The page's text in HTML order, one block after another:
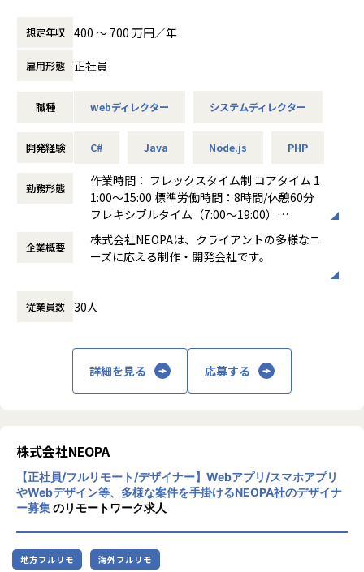
・顧客対応/資料作成/進捗管理等のマネジメント系の業務
・UI設計/デザインディレクションなどの制作系の業務
【業務の変更の範囲】
想定年収 400 〜 700 万円／年
雇用形態 正社員
職種 webディレクター システムディレクター
開発経験 C# Java Node.js PHP
勤務形態
作業時間： フレックスタイム制 コアタイム 1
1:00～15:00 標準労働時間：8時間/休憩60分
フレキシブルタイム（7:00～19:00）
働き方：
フレックス制（コアタイムあり）
時間外労働の有無： 有（月平均20時間）
休憩時間： 60分
企業概要
株式会社NEOPAは、クライアントの多様なニ
ーズに応える制作・開発会社です。
ホアプリの開発をはじめ、WebサイトやWeb
ます。
これを強みとして、アパレル上場企業の会員
セスするファンサイトの運用・改善を継続し
て対応しています。
また、これまでIT企業が参入していなかった
映画製作にも挑戦。ITの力で世の中を良くす
ることを目指しつつ、分野にとらわれず自分
たちが価値を感じる事業に積極的に取り組ん
でいます。
従業員数 30人
詳細を見る 応募する
株式会社NEOPA
【正社員/フルリモート/デザイナー】Webアプリ/スマホアプリ
やWebデザイン等、多様な案件を手掛けるNEOPA社のデザイナ
ー募集のリモートワーク求人
地方フルリモ 海外フルリモ